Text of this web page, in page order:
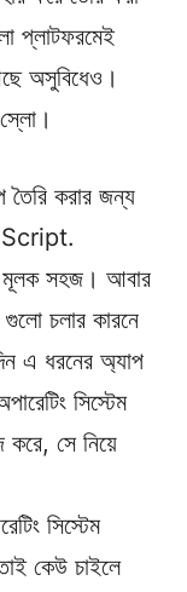
প্লাটফরমেই
অসুবিধেও।
করার জন্য
মূলক সহজ। আবার
চলার কারনে
এ ধরনের অ্যাপ
সিস্টেম
সে নিয়ে
সিস্টেম
কেউ চাইলে